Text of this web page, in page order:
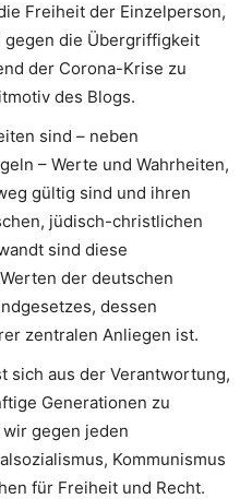
Freiheit der Einzelperson,
die Übergriffigkeit
der Corona-Krise zu
des Blogs.
sind – neben
– Werte und Wahrheiten,
gültig sind und ihren
jüdisch-christlichen
sind diese
der deutschen
dessen
zentralen Anliegen ist.
sich aus der Verantwortung,
Generationen zu
gegen jeden
Kommunismus
für Freiheit und Recht.